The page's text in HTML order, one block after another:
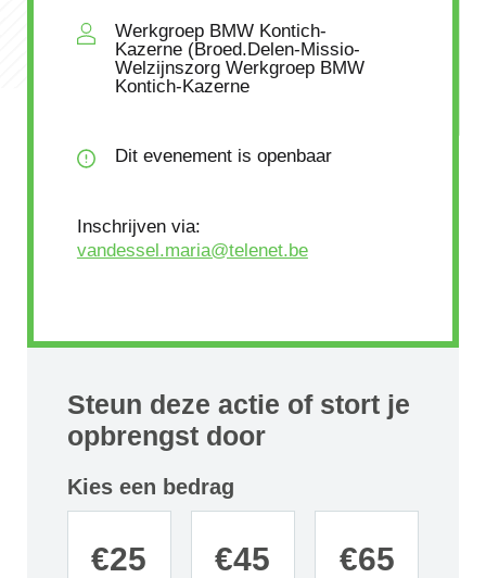
Werkgroep BMW Kontich-
Kazerne (Broed.Delen-Missio-
Welzijnszorg Werkgroep BMW
Kontich-Kazerne
Dit evenement is openbaar
Inschrijven via:
vandessel.maria@telenet.be
Steun deze actie of stort je
opbrengst door
Kies een bedrag
€25 €45 €65